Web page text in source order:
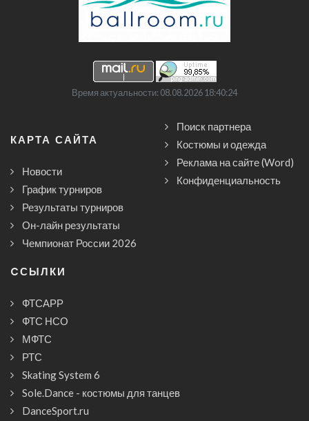
Время актуальности: 08.08.2026 18:40:24
КАРТА САЙТА
Новости
График турниров
Результаты турниров
Он-лайн результаты
Чемпионат России 2026
Поиск партнера
Костюмы и одежда
Реклама на сайте (Word)
Конфиденциальность
CСЫЛКИ
ФТСАРР
ФТС НСО
МФТС
РТС
Skating System 6
Sole.Dance - костюмы для танцев
DanceSport.ru